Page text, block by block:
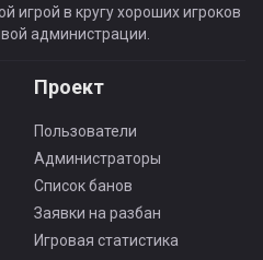
игрой в кругу хороших игроков
администрации.
Проект
Пользователи
Администраторы
Список банов
Заявки на разбан
Игровая статистика